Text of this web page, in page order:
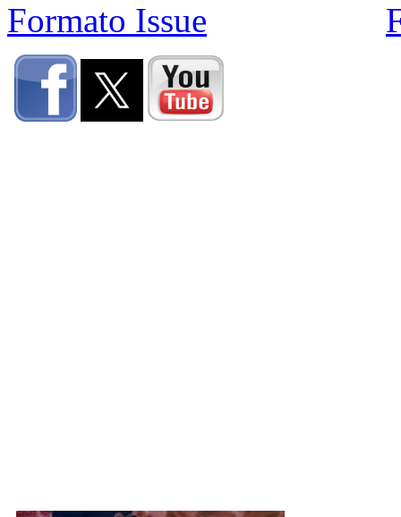
Formato Issue